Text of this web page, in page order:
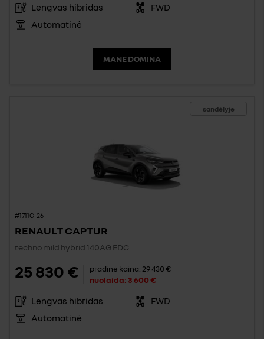
Lengvas hibridas
FWD
Automatinė
MANE DOMINA
sandėlyje
#1711C_26
RENAULT CAPTUR
techno mild hybrid 140AG EDC
25 830 € pradinė kaina: 29 430 €
nuolaida: 3 600 €
Lengvas hibridas
FWD
Automatinė